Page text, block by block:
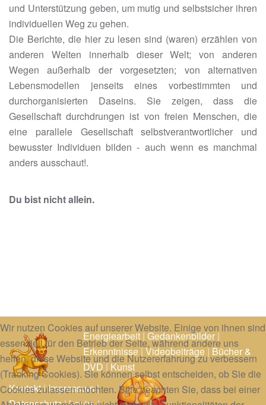
und Unterstützung geben, um mutig und selbstsicher ihren
individuellen Weg zu gehen.
Die Berichte, die hier zu lesen sind (waren) erzählen von
anderen Welten innerhalb dieser Welt; von anderen
Wegen außerhalb der vorgesetzten; von alternativen
Lebensmodellen jenseits eines vorbestimmten und
durchorganisierten Daseins. Sie zeigen, dass die
Gesellschaft durchdrungen ist von freien Menschen, die
eine parallele Gesellschaft selbstverantwortlicher und
bewusster Individuen bilden - auch wenn es manchmal
anders ausschaut!.
Du bist nicht allein.
Energiearbeit|Gedankenbilder|
Erkenntnisse|Videobeiträge|Bücher &
DVD|Kunst
Kontakt|Impressum|
Wir nutzen Cookies auf unserer Website. Einige von ihnen sind
essenziell für den Betrieb der Seite, während andere uns
helfen, diese Website und die Nutzererfahrung zu verbessern
(Tracking Cookies). Sie können selbst entscheiden, ob Sie die
Cookies zulassen möchten. Bitte beachten Sie, dass bei einer